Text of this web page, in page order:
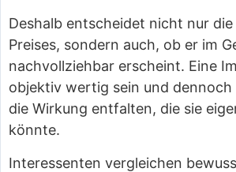
Deshalb entscheidet nicht nur die
Preises, sondern auch, ob er im
nachvollziehbar erscheint. Eine
objektiv wertig sein und
die Wirkung entfalten, die sie
könnte.
Interessenten vergleichen